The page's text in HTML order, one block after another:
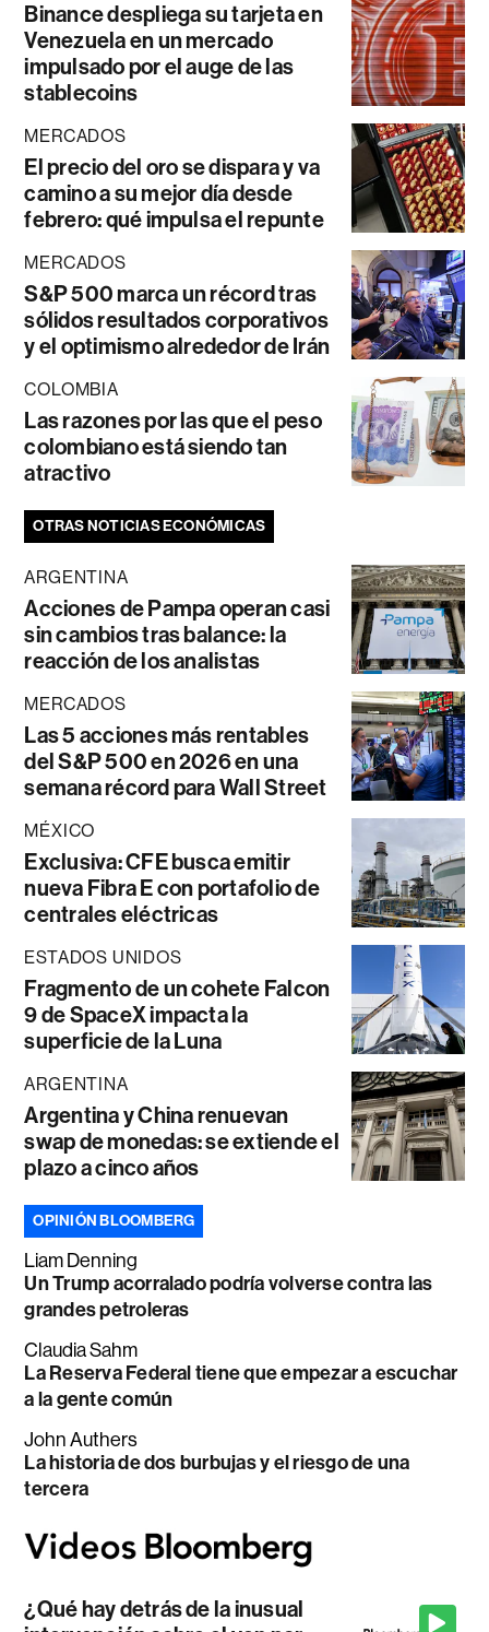
Binance despliega su tarjeta en
Venezuela en un mercado
impulsado por el auge de las
stablecoins
MERCADOS
El precio del oro se dispara y va
camino a su mejor día desde
febrero: qué impulsa el repunte
MERCADOS
S&P 500 marca un récord tras
sólidos resultados corporativos
y el optimismo alrededor de Irán
COLOMBIA
Las razones por las que el peso
colombiano está siendo tan
atractivo
OTRAS NOTICIAS ECONÓMICAS
ARGENTINA
Acciones de Pampa operan casi
sin cambios tras balance: la
reacción de los analistas
MERCADOS
Las 5 acciones más rentables
del S&P 500 en 2026 en una
semana récord para Wall Street
MÉXICO
Exclusiva: CFE busca emitir
nueva Fibra E con portafolio de
centrales eléctricas
ESTADOS UNIDOS
Fragmento de un cohete Falcon
9 de SpaceX impacta la
superficie de la Luna
ARGENTINA
Argentina y China renuevan
swap de monedas: se extiende el
plazo a cinco años
OPINIÓN BLOOMBERG
Liam Denning
Un Trump acorralado podría volverse contra las
grandes petroleras
Claudia Sahm
La Reserva Federal tiene que empezar a escuchar
a la gente común
John Authers
La historia de dos burbujas y el riesgo de una
tercera
¿Qué hay detrás de la inusual